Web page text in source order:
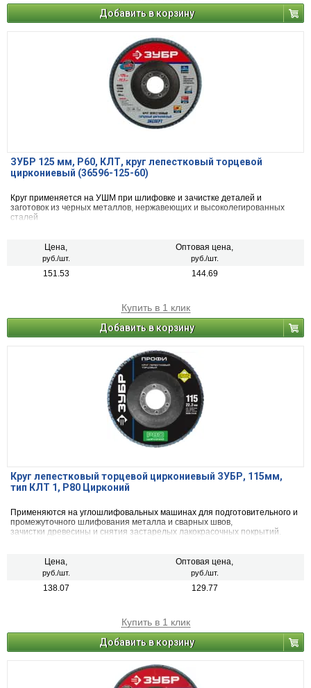
Добавить в корзину
ЗУБР 125 мм, P60, КЛТ, круг лепестковый торцевой
циркониевый (36596-125-60)
Круг применяется на УШМ при шлифовке и зачистке деталей и
заготовок из черных металлов, нержавеющих и высоколегированных
сталей
Цена,
руб./шт.
Оптовая цена,
руб./шт.
151.53 144.69
Купить в 1 клик
Добавить в корзину
Круг лепестковый торцевой циркониевый ЗУБР, 115мм,
тип КЛТ 1, P80 Цирконий
Применяются на углошлифовальных машинах для подготовительного и
промежуточного шлифования металла и сварных швов,
зачистки древесины и снятия застарелых лакокрасочных покрытий.
Цена,
руб./шт.
Оптовая цена,
руб./шт.
138.07 129.77
Купить в 1 клик
Добавить в корзину